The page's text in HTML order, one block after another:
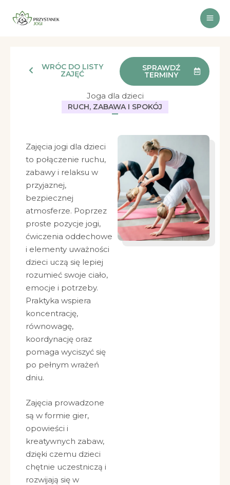
SPRAWDŹ
TERMINY
WRÓC DO LISTY
ZAJĘĆ
Joga dla dzieci
RUCH, ZABAWA I SPOKÓJ
Zajęcia jogi dla dzieci
to połączenie ruchu,
zabawy i relaksu w
przyjaznej,
bezpiecznej
atmosferze. Poprzez
proste pozycje jogi,
ćwiczenia oddechowe
i elementy uważności
dzieci uczą się lepiej
rozumieć swoje ciało,
emocje i potrzeby.
Praktyka wspiera
koncentrację,
równowagę,
koordynację oraz
pomaga wyciszyć się
po pełnym wrażeń
dniu.
Zajęcia prowadzone
są w formie gier,
opowieści i
kreatywnych zabaw,
dzięki czemu dzieci
chętnie uczestniczą i
rozwijają się w